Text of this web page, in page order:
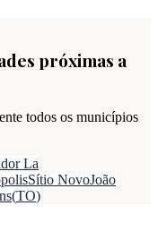
próximas a
todos os municípios
La
Sítio NovoJoão
(TO)